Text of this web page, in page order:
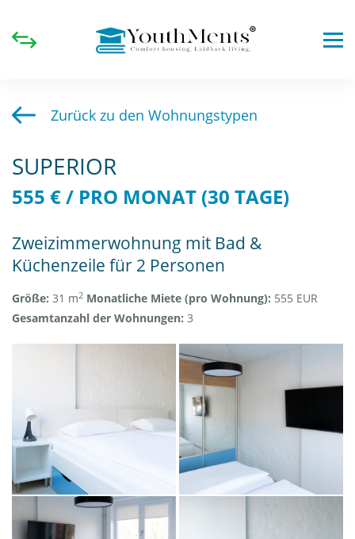
Zurück zu den Wohnungstypen
SUPERIOR
555 € / PRO MONAT (30 TAGE)
Zweizimmerwohnung mit Bad &
Küchenzeile für 2 Personen
Größe: 31 m2 Monatliche Miete (pro Wohnung): 555 EUR
Gesamtanzahl der Wohnungen: 3